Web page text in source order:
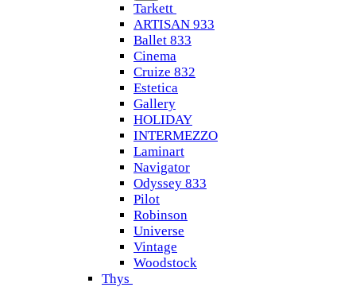
Tarkett
ARTISAN 933
Ballet 833
Cinema
Cruize 832
Estetica
Gallery
HOLIDAY
INTERMEZZO
Laminart
Navigator
Odyssey 833
Pilot
Robinson
Universe
Vintage
Woodstock
Thys